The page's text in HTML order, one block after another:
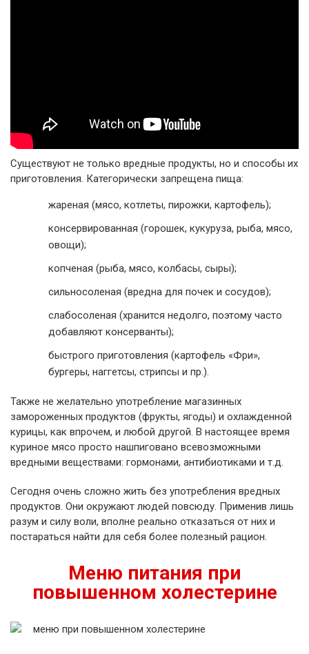
Существуют не только вредные продукты, но и способы их
приготовления. Категорически запрещена пища:
жареная (мясо, котлеты, пирожки, картофель);
консервированная (горошек, кукуруза, рыба, мясо,
овощи);
копченая (рыба, мясо, колбасы, сыры);
сильносоленая (вредна для почек и сосудов);
слабосоленая (хранится недолго, поэтому часто
добавляют консерванты);
быстрого приготовления (картофель «Фри»,
бургеры, наггетсы, стрипсы и пр.).
Также не желательно употребление магазинных
замороженных продуктов (фрукты, ягоды) и охлажденной
курицы, как впрочем, и любой другой. В настоящее время
куриное мясо просто нашпиговано всевозможными
вредными веществами: гормонами, антибиотиками и т.д.
Сегодня очень сложно жить без употребления вредных
продуктов. Они окружают людей повсюду. Применив лишь
разум и силу воли, вполне реально отказаться от них и
постараться найти для себя более полезный рацион.
Меню питания при
повышенном холестерине